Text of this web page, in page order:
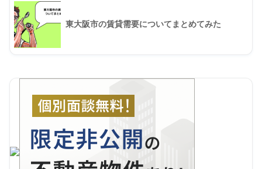
東大阪市の賃貸需要についてまとめてみた